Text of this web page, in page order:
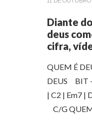
Diante
deus
cifra,
QUEM É
DEUS BIT
| C2 |
C/G